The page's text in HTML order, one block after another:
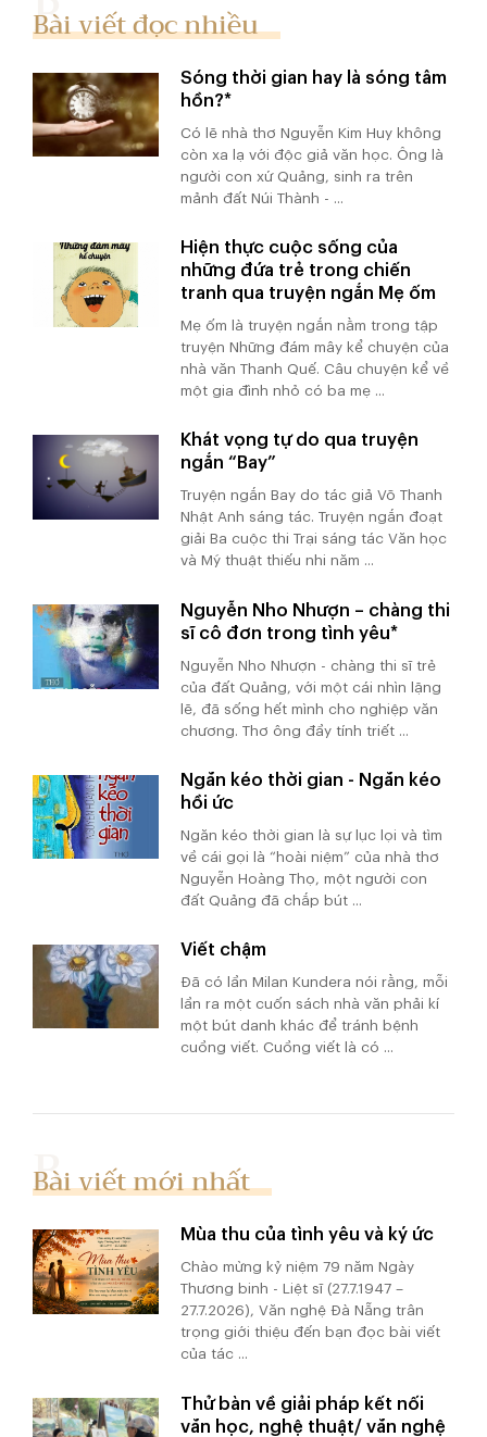
Bài viết đọc nhiều
Sóng thời gian hay là sóng tâm
hồn?*
Có lẽ nhà thơ Nguyễn Kim Huy không
còn xa lạ với độc giả văn học. Ông là
người con xứ Quảng, sinh ra trên
mảnh đất Núi Thành - ...
Hiện thực cuộc sống của
những đứa trẻ trong chiến
tranh qua truyện ngắn Mẹ ốm
Mẹ ốm là truyện ngắn nằm trong tập
truyện Những đám mây kể chuyện của
nhà văn Thanh Quế. Câu chuyện kể về
một gia đình nhỏ có ba mẹ ...
Khát vọng tự do qua truyện
ngắn “Bay”
Truyện ngắn Bay do tác giả Võ Thanh
Nhật Anh sáng tác. Truyện ngắn đoạt
giải Ba cuộc thi Trại sáng tác Văn học
và Mỹ thuật thiếu nhi năm ...
Nguyễn Nho Nhượn – chàng thi
sĩ cô đơn trong tình yêu*
Nguyễn Nho Nhượn - chàng thi sĩ trẻ
của đất Quảng, với một cái nhìn lặng
lẽ, đã sống hết mình cho nghiệp văn
chương. Thơ ông đầy tính triết ...
Ngăn kéo thời gian - Ngăn kéo
hồi ức
Ngăn kéo thời gian là sự lục lọi và tìm
về cái gọi là “hoài niệm” của nhà thơ
Nguyễn Hoàng Thọ, một người con
đất Quảng đã chắp bút ...
Viết chậm
Đã có lần Milan Kundera nói rằng, mỗi
lần ra một cuốn sách nhà văn phải kí
một bút danh khác để tránh bệnh
cuồng viết. Cuồng viết là có ...
Bài viết mới nhất
Mùa thu của tình yêu và ký ức
Chào mừng kỷ niệm 79 năm Ngày
Thương binh - Liệt sĩ (27.7.1947 –
27.7.2026), Văn nghệ Đà Nẵng trân
trọng giới thiệu đến bạn đọc bài viết
của tác ...
Thử bàn về giải pháp kết nối
văn học, nghệ thuật/ văn nghệ